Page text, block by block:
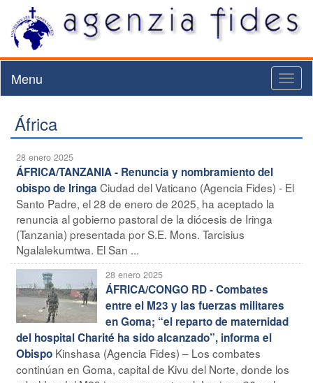
Menu
África
28 enero 2025
ÁFRICA/TANZANIA - Renuncia y nombramiento del
obispo de Iringa Ciudad del Vaticano (Agencia Fides) - El
Santo Padre, el 28 de enero de 2025, ha aceptado la
renuncia al gobierno pastoral de la diócesis de Iringa
(Tanzania) presentada por S.E. Mons. Tarcisius
Ngalalekumtwa. El San ...
28 enero 2025
ÁFRICA/CONGO RD - Combates
entre el M23 y las fuerzas militares
en Goma; “el reparto de maternidad
del hospital Charité ha sido alcanzado”, informa el
Obispo Kinshasa (Agencia Fides) – Los combates
continúan en Goma, capital de Kivu del Norte, donde los